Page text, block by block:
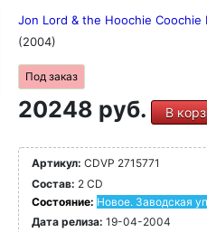
Jon Lord & the Hoochie
(2004)
Под заказ
20248 руб. В
Артикул: CDVP 2715771
Состав: 2 CD
Состояние: Новое. Заводская
Дата релиза: 19-04-2004